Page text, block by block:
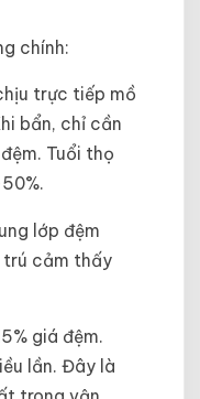
chính:
trực tiếp mồ
bẩn, chỉ cần
Tuổi thọ
lớp đệm
trú cảm thấy
giá đệm.
lần. Đây là